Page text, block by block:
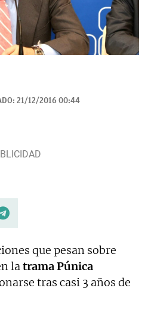
21/12/2016 00:44
que pesan sobre
latrama Púnica
tras casi 3 años de